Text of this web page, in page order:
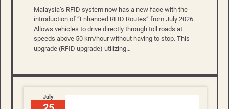
Malaysia’s RFID system now has a new face with the
introduction of “Enhanced RFID Routes” from July 2026.
Allows vehicles to drive directly through toll roads at
speeds above 50 km/hour without having to stop. This
upgrade (RFID upgrade) utilizing…
July